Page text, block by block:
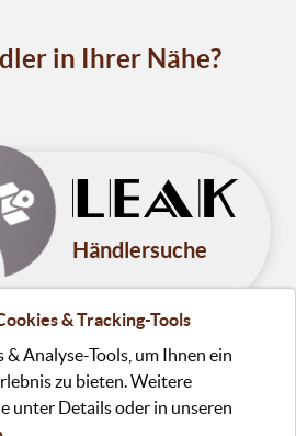
in Ihrer Nähe?
Händlersuche
& Tracking-Tools
Analyse-Tools, um Ihnen ein
zu bieten. Weitere
unter Details oder in unseren